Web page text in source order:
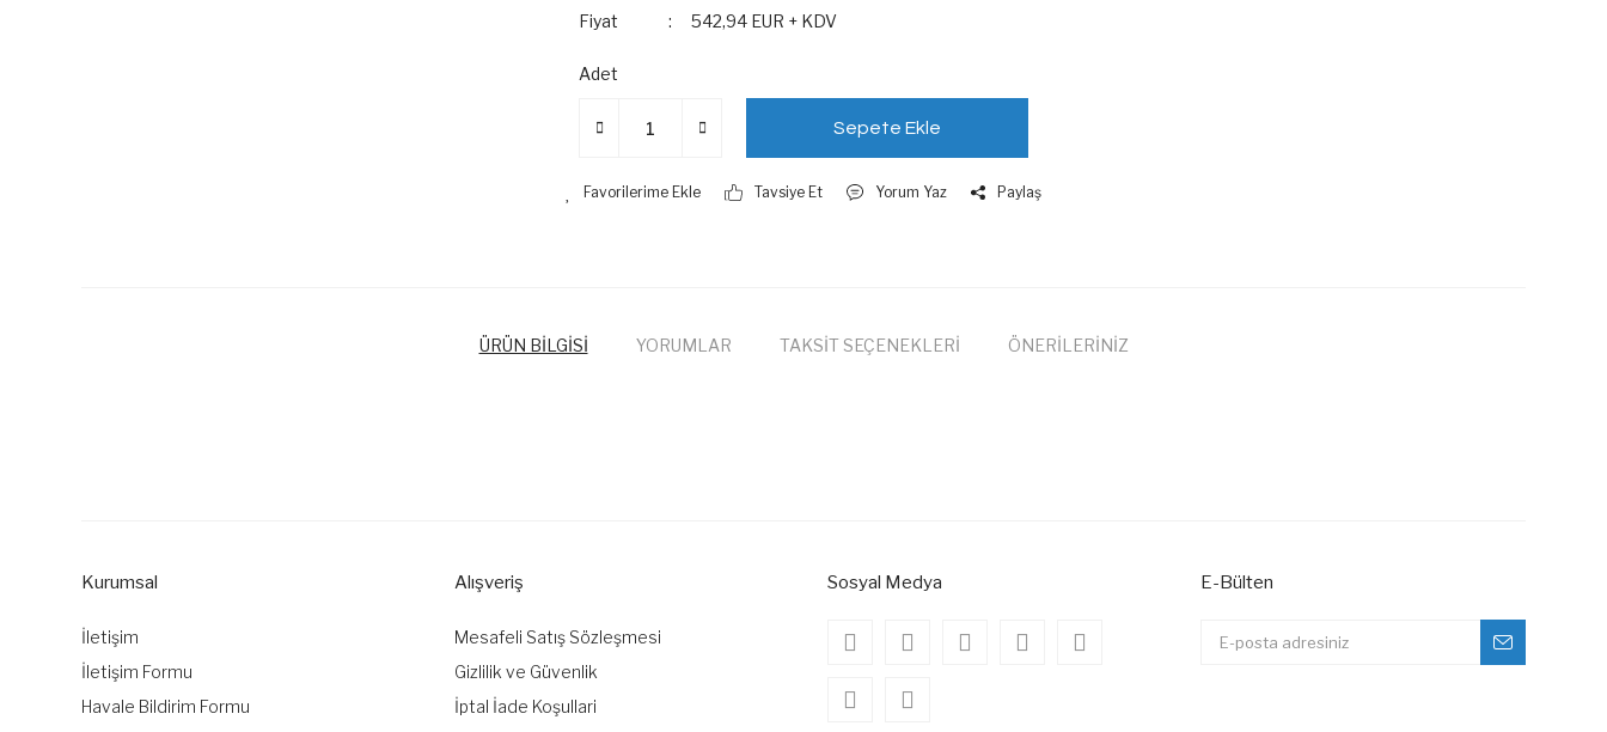
Fiyat
542,94 EUR + KDV
Adet
Sepete Ekle
Tavsiye Et Yorum Yaz Paylaş
ÜRÜN BİLGİSİ YORUMLAR TAKSİT SEÇENEKLERİ ÖNERİLERİNİZ
Ürün bilgilerinde hatalar bulunuyor.
Bu ürüne benzer farklı alternatifler olmalı.
Kurumsal
İletişim
İletişim Formu
Havale Bildirim Formu
Alışveriş
Mesafeli Satış Sözleşmesi
Gizlilik ve Güvenlik
İptal İade Koşullari
Sosyal Medya E-Bülten